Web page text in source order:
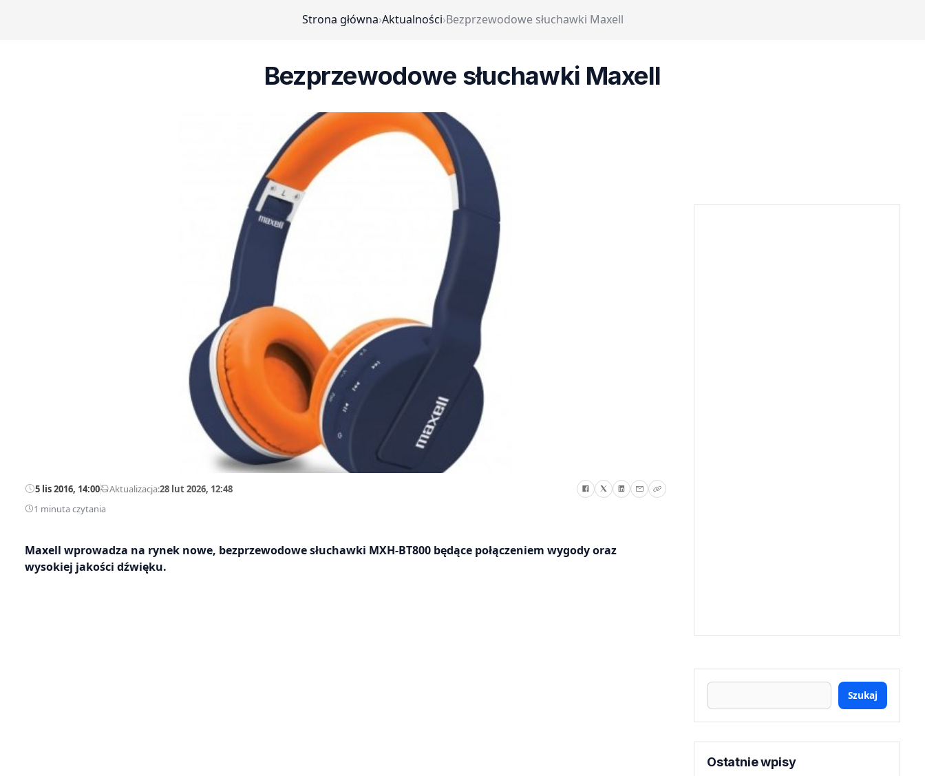
Strona główna›Aktualności›Bezprzewodowe słuchawki Maxell
Bezprzewodowe słuchawki Maxell
5 lis 2016, 14:00—Aktualizacja:28 lut 2026, 12:48
1 minuta czytania
Maxell wprowadza na rynek nowe, bezprzewodowe słuchawki MXH-BT800 będące połączeniem wygody oraz
wysokiej jakości dźwięku.
Szukaj
Ostatnie wpisy